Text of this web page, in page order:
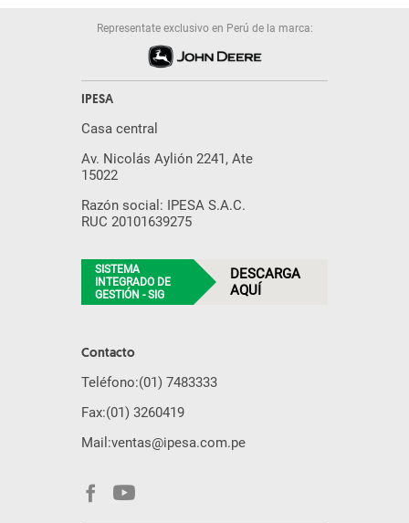
Representate exclusivo en Perú de la marca:
IPESA
Casa central
Av. Nicolás Aylión 2241, Ate
15022
Razón social: IPESA S.A.C.
RUC 20101639275
SISTEMA
INTEGRADO DE
GESTIÓN - SIG
DESCARGA
AQUÍ
Contacto
Teléfono:(01) 7483333
Fax:(01) 3260419
Mail:ventas@ipesa.com.pe